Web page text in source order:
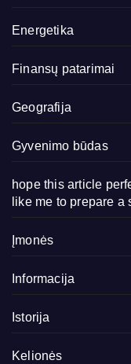
Energetika
Finansų patarimai
Geografija
Gyvenimo būdas
hope this article
like me to prepare
Įmonės
Informacija
Istorija
Kelionės